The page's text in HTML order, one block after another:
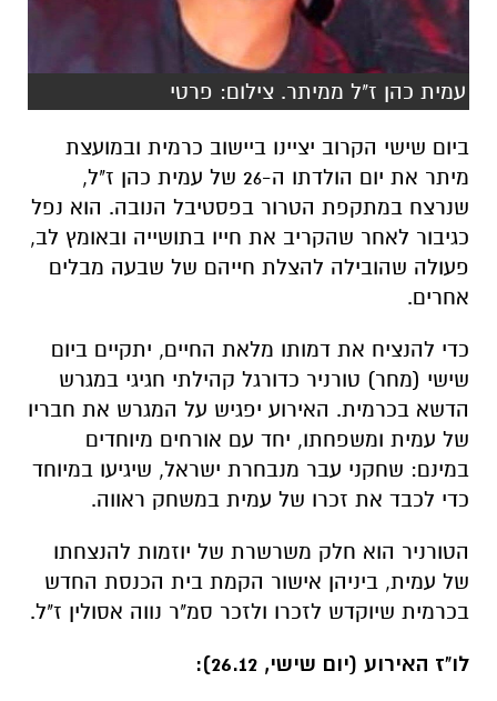
ביום שישי הקרוב יציינו ביישוב כרמית ובמועצת
מיתר את יום הולדתו ה-26 של עמית כהן ז"ל,
שנרצח במתקפת הטרור בפסטיבל הנובה. הוא נפל
פעולה שהובילה להצלת חייהם של שבעה מבלים
אחרים.
כדי להנציח את דמותו מלאת החיים, יתקיים ביום
שישי (מחר) טורניר כדורגל קהילתי חגיגי במגרש
הדשא בכרמית. האירוע יפגיש על המגרש את חבריו
במינם: שחקני עבר מנבחרת ישראל, שיגיעו במיוחד
כדי לכבד את זכרו של עמית במשחק ראווה.
הטורניר הוא חלק משרשרת של יוזמות להנצחתו
של עמית, ביניהן אישור הקמת בית הכנסת החדש
בכרמית שיוקדש לזכרו ולזכר סמ"ר נווה אסולין ז"ל.
לו"ז האירוע (יום שישי, 26.12):
11:00: תחילת הטורניר בהשתתפות קבוצות